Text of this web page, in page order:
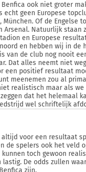
ook niet groter
echt geen Europese
München. Of de Engelse
Arsenal. Natuurlijk staan
en Europese
en hebben wij in de
van de club nog nooit
Dat alles neemt niet
een positief resultaat
meenemen zou al
realistisch maar als we
dat het helemaal
wel schriftelijk
voor een resultaat
de spelers ook het veld
toch gewoon
lastig. De odds zullen
zijn.